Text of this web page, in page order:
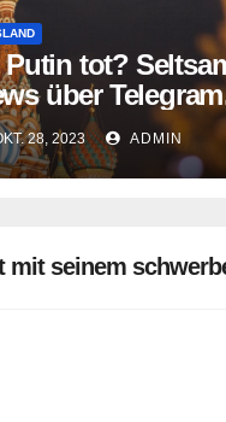
Putin tot?
über
verbreitet
28, 2023 ADMIN
mit seinem